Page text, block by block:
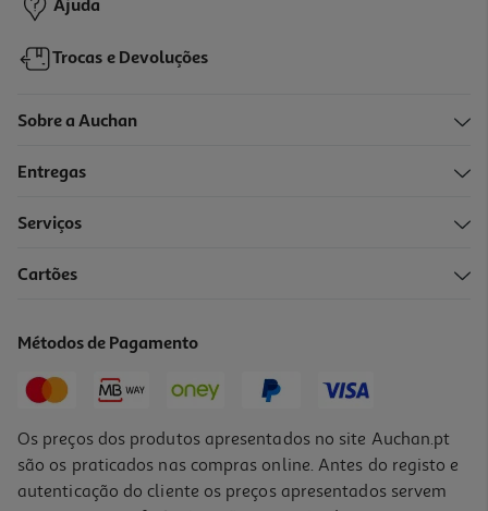
Ajuda
Trocas e Devoluções
Sobre a Auchan
Entregas
Serviços
Cartões
Métodos de Pagamento
Os preços dos produtos apresentados no site Auchan.pt
são os praticados nas compras online. Antes do registo e
autenticação do cliente os preços apresentados servem